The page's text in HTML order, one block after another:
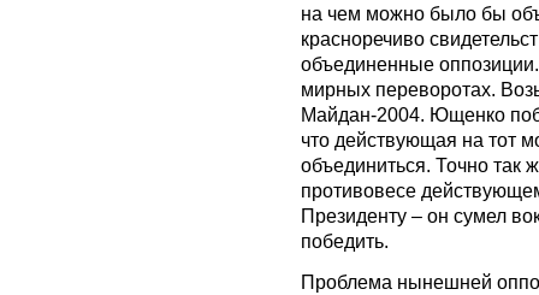
на чем можно было бы
красноречиво
объединенные
мирных переворотах.
Майдан-2004. Ющенко
что действующая на тот
объединиться. Точно так
противовесе
Президенту – он сумел
победить.
Проблема нынешней